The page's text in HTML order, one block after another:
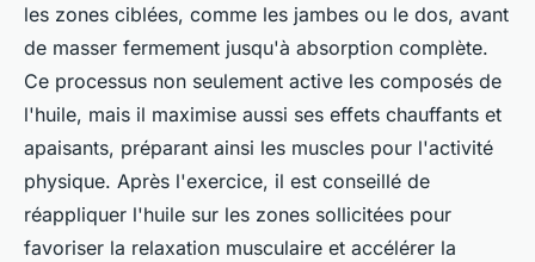
les zones ciblées, comme les jambes ou le dos, avant
de masser fermement jusqu'à absorption complète.
Ce processus non seulement active les composés de
l'huile, mais il maximise aussi ses effets chauffants et
apaisants, préparant ainsi les muscles pour l'activité
physique. Après l'exercice, il est conseillé de
réappliquer l'huile sur les zones sollicitées pour
favoriser la relaxation musculaire et accélérer la